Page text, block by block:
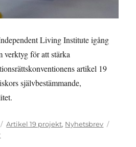
Living Institute igång
för att stärka
artikel 19
självbestämmande,
Kategorier
Artikel 19 projekt, Nyhetsbrev
till